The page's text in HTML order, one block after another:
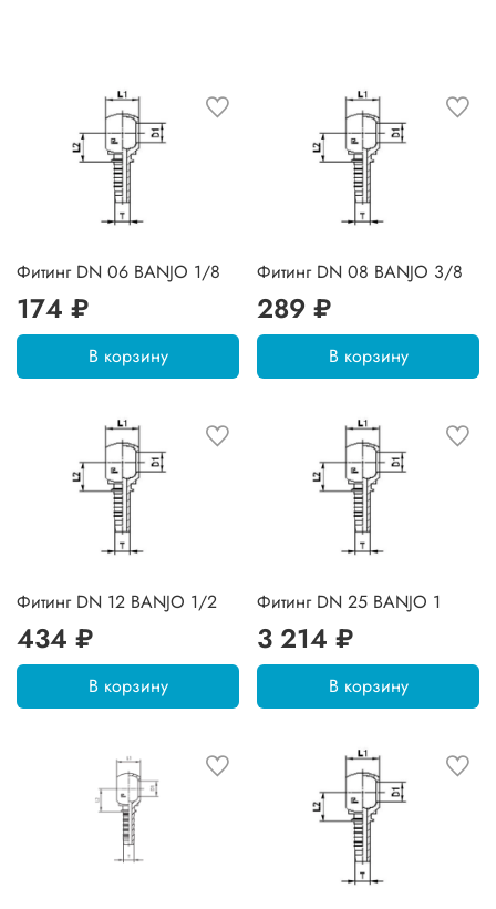
Фитинг DN 06 BANJO 1/8
174 ₽
В корзину
Фитинг DN 08 BANJO 3/8
289 ₽
В корзину
Фитинг DN 12 BANJO 1/2
434 ₽
В корзину
Фитинг DN 25 BANJO 1
3 214 ₽
В корзину